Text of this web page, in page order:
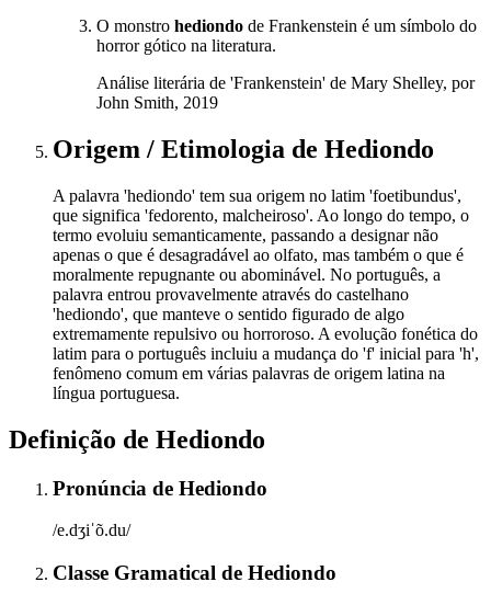
O monstro hediondo de Frankenstein é um símbolo do
horror gótico na literatura.
Análise literária de 'Frankenstein' de Mary Shelley, por
John Smith, 2019
Origem / Etimologia de Hediondo
A palavra 'hediondo' tem sua origem no latim 'foetibundus',
que significa 'fedorento, malcheiroso'. Ao longo do tempo, o
termo evoluiu semanticamente, passando a designar não
apenas o que é desagradável ao olfato, mas também o que é
moralmente repugnante ou abominável. No português, a
palavra entrou provavelmente através do castelhano
'hediondo', que manteve o sentido figurado de algo
extremamente repulsivo ou horroroso. A evolução fonética do
latim para o português incluiu a mudança do 'f' inicial para 'h',
fenômeno comum em várias palavras de origem latina na
língua portuguesa.
Definição de Hediondo
Pronúncia de Hediondo
/e.dʒiˈõ.du/
Classe Gramatical de Hediondo